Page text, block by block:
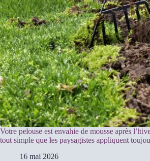
Votre pelouse est envahie de mousse après
tout simple que les paysagistes appliquent
16 mai 2026